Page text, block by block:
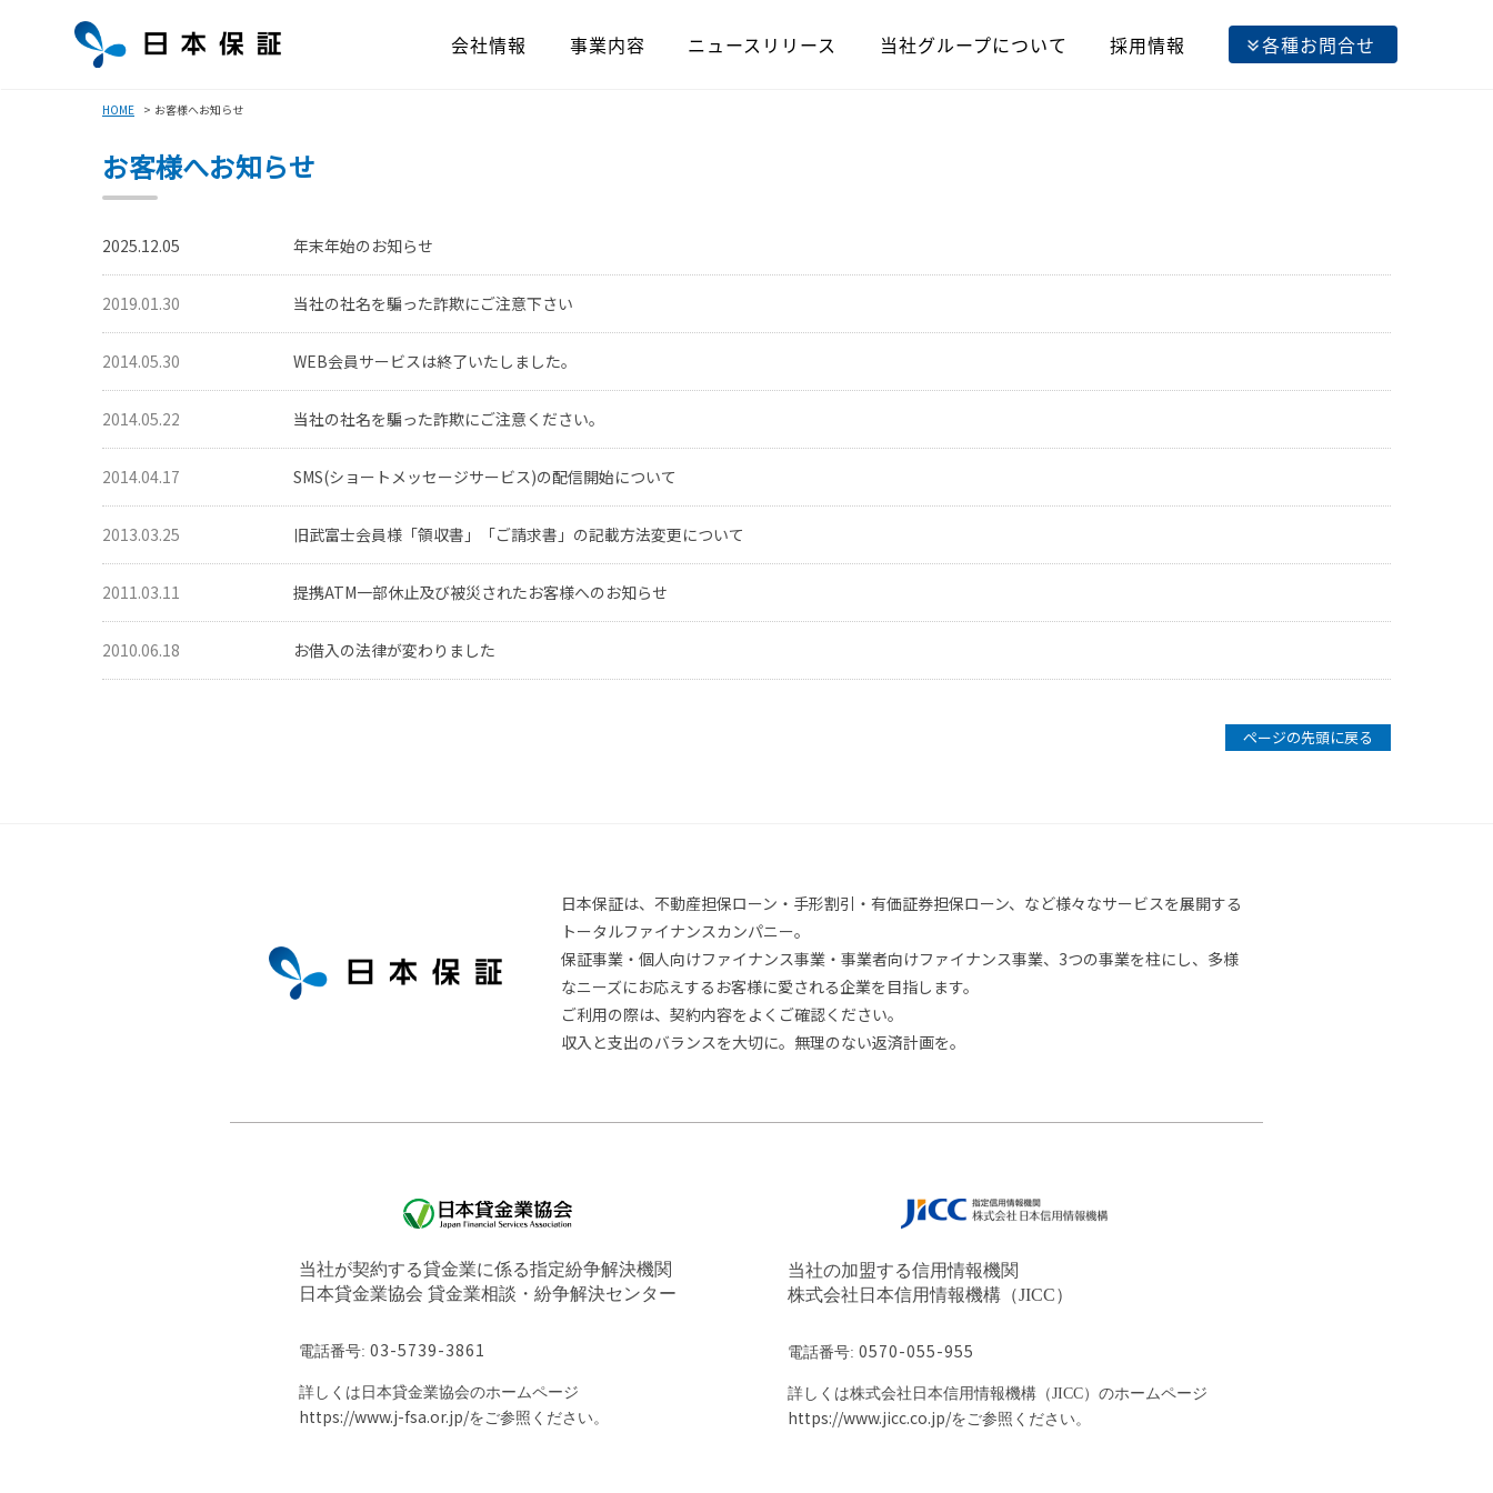
会社情報 事業内容 ニュースリリース 当社グループについて 採用情報 各種お問合せ
HOME お客様へお知らせ
お客様へお知らせ
2025.12.05 年末年始のお知らせ
2019.01.30 当社の社名を騙った詐欺にご注意下さい
2014.05.30 WEB会員サービスは終了いたしました。
2014.05.22 当社の社名を騙った詐欺にご注意ください。
2014.04.17 SMS(ショートメッセージサービス)の配信開始について
2013.03.25 旧武富士会員様「領収書」「ご請求書」の記載方法変更について
2011.03.11 提携ATM一部休止及び被災されたお客様へのお知らせ
2010.06.18 お借入の法律が変わりました
ページの先頭に戻る
日本保証は、不動産担保ローン・手形割引・有価証券担保ローン、など様々なサービスを展開する
トータルファイナンスカンパニー。
保証事業・個人向けファイナンス事業・事業者向けファイナンス事業、3つの事業を柱にし、多様
なニーズにお応えするお客様に愛される企業を目指します。
ご利用の際は、契約内容をよくご確認ください。
収入と支出のバランスを大切に。無理のない返済計画を。
当社が契約する貸金業に係る指定紛争解決機関
日本貸金業協会 貸金業相談・紛争解決センター
電話番号:03-5739-3861
詳しくは日本貸金業協会のホームページ
https://www.j-fsa.or.jp/をご参照ください。
当社の加盟する信用情報機関
株式会社日本信用情報機構（JICC）
電話番号:0570-055-955
詳しくは株式会社日本信用情報機構（JICC）のホームページ
https://www.jicc.co.jp/をご参照ください。